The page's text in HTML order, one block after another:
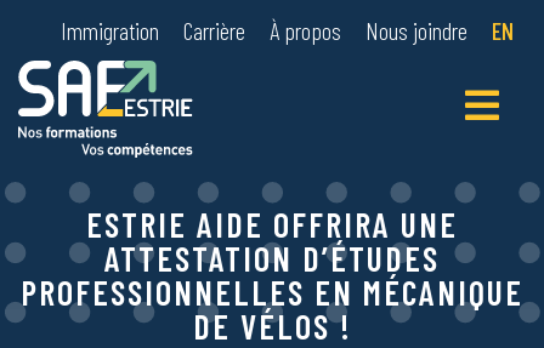
Immigration Carrière À propos Nous joindre EN
ESTRIE AIDE OFFRIRA UNE
ATTESTATION D’ÉTUDES
PROFESSIONNELLES EN MÉCANIQUE
DE VÉLOS !